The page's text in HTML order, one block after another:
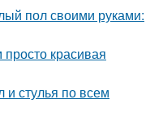
пол своими руками:
красивая
и стулья по всем